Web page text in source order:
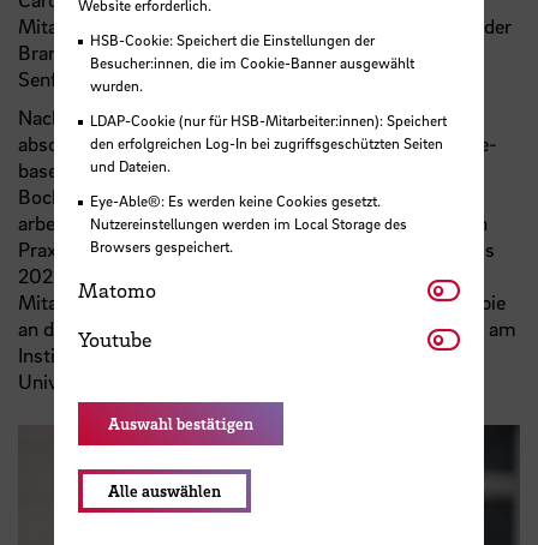
Mitarbeiterin im Fachgebiet Therapiewissenschaften I der
Brandenburgischen Technischen Universität Cottbus-
Senftenberg.
Nach ihrem Bachelorabschluss in Physiotherapie
absolvierte sie 2018 den Masterstudiengang „Evidence-
based Health Care“ an der Hochschule für Gesundheit
Bochum. Während und nach ihrem Masterstudium
arbeitete sie als Physiotherapeutin in einer ambulanten
Praxis mit orthopädischem Schwerpunkt. Von 2018 bis
2020 war Carolin Bahns als wissenschaftliche
Mitarbeiterin zunächst im Studienbereich Physiotherapie
an der Hochschule für Gesundheit Bochum und später am
Institut für Arbeitsmedizin, Prävention und BGM der
Universität zu Lübeck tätig.
Website erforderlich.
HSB-Cookie: Speichert die Einstellungen der
Besucher:innen, die im Cookie-Banner ausgewählt
wurden.
LDAP-Cookie (nur für HSB-Mitarbeiter:innen): Speichert
den erfolgreichen Log-In bei zugriffsgeschützten Seiten
und Dateien.
Eye-Able®: Es werden keine Cookies gesetzt.
Nutzereinstellungen werden im Local Storage des
Browsers gespeichert.
Matomo Matomo
Youtube Youtube
Auswahl bestätigen
Alle auswählen